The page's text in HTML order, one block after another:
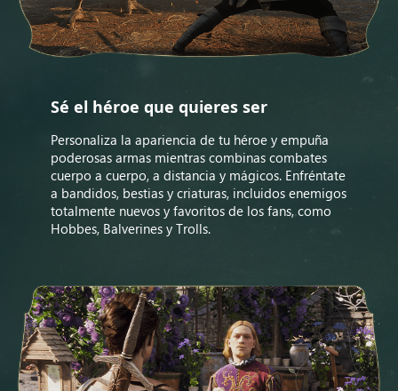
Sé el héroe que quieres ser
Personaliza la apariencia de tu héroe y empuña
poderosas armas mientras combinas combates
cuerpo a cuerpo, a distancia y mágicos. Enfréntate
a bandidos, bestias y criaturas, incluidos enemigos
totalmente nuevos y favoritos de los fans, como
Hobbes, Balverines y Trolls.